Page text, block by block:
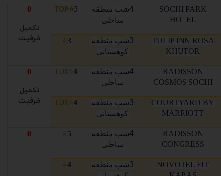
SOCHI PARK
HOTEL
4شب منطقه
ساحلی
3
⭐
️TOP
0
تکمیل
ظرفیت
TULIP INN ROSA
KHUTOR
3شب
منطقه
کوهستانی
3
⭐
RADISSON
COSMOS SOCHI
4شب منطقه
ساحلی
4
⭐
️LUX
0
تکمیل
ظرفیت
COURTYARD BY
MARRIOTT
3شب
منطقه
کوهستانی
4
⭐
️LUX
RADISSON
CONGRESS
4شب منطقه
ساحلی
5
⭐
0
NOVOTEL FIT
3شب
منطقه
4
⭐